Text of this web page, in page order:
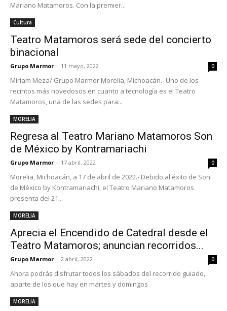
Mariano Matamoros. Con la premier...
Cultura
Teatro Matamoros será sede del concierto
binacional
Grupo Marmor - 11 mayo, 2022 0
Miriam Meza/ Grupo Marmor Morelia, Michoacán.- Uno de los
recintos más novedosos en cuanto a tecnología es el Teatro
Matamoros, una de las sedes para...
MORELIA
Regresa al Teatro Mariano Matamoros Son
de México by Kontramariachi
Grupo Marmor - 17 abril, 2022 0
Morelia, Michoacán, a 17 de abril de 2022.- Debido al éxito de Son
de México by Kontramariachi, el Teatro Mariano Matamoros
presenta del 21...
MORELIA
Aprecia el Encendido de Catedral desde el
Teatro Matamoros; anuncian recorridos...
Grupo Marmor - 2 abril, 2022 0
Ahora podrás disfrutar todos los sábados del recorrido guiado,
aparte de los que hay en martes y domingos
MORELIA